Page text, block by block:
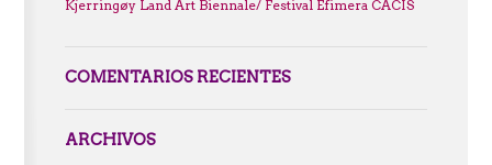
Kjerringøy Land Art Biennale/ Festival Efimera CACIS
COMENTARIOS RECIENTES
ARCHIVOS